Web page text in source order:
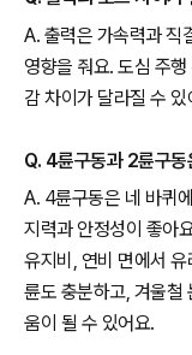
A. 출력은 가속력과 직
영향을 줘요. 도심 주
감 차이가 달라질 수 있
Q. 4륜구동과 2륜구
A. 4륜구동은 네 바퀴
지력과 안정성이 좋아
유지비, 연비 면에서
륜도 충분하고, 겨울철
움이 될 수 있어요.